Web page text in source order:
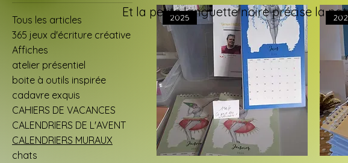
Tous les articles
365 jeux d'écriture créative
Affiches
atelier présentiel
boite à outils inspirée
cadavre exquis
CAHIERS DE VACANCES
CALENDRIERS DE L'AVENT
CALENDRIERS MURAUX
chats
2025
Et la petite languette noire précise la